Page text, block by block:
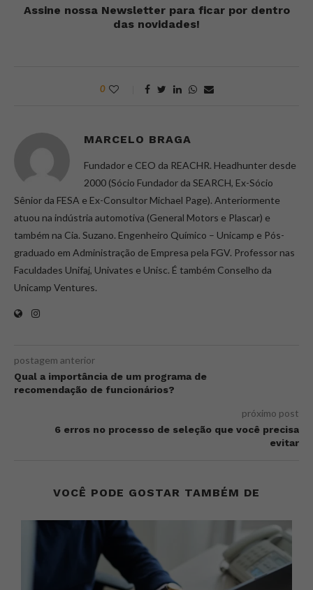
Assine nossa Newsletter para ficar por dentro
das novidades!
0
MARCELO BRAGA
Fundador e CEO da REACHR. Headhunter desde
2000 (Sócio Fundador da SEARCH, Ex-Sócio
Sênior da FESA e Ex-Consultor Michael Page). Anteriormente
atuou na indústria automotiva (General Motors e Plascar) e
também na Cia. Suzano. Engenheiro Químico – Unicamp e Pós-
graduado em Administração de Empresa pela FGV. Professor nas
Faculdades Unifaj, Univates e Unisc. É também Conselho da
Unicamp Ventures.
postagem anterior
Qual a importância de um programa de
recomendação de funcionários?
próximo post
6 erros no processo de seleção que você precisa
evitar
VOCÊ PODE GOSTAR TAMBÉM DE